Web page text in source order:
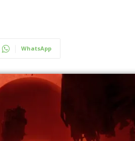
WhatsApp